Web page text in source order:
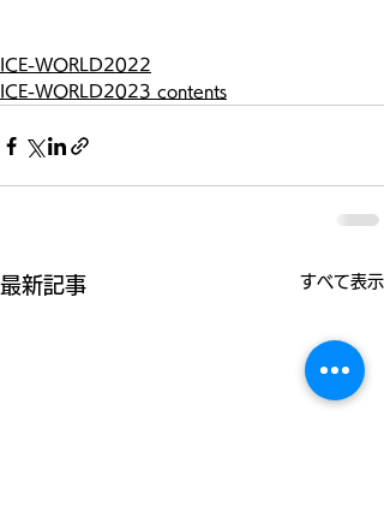
ICE-WORLD2022
ICE-WORLD2023 contents
最新記事 すべて表示